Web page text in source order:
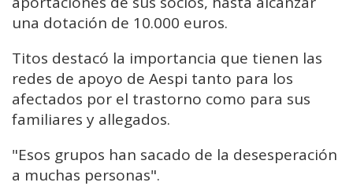
una dotación de 10.000 euros.
Titos destacó la importancia que tienen las
redes de apoyo de Aespi tanto para los
afectados por el trastorno como para sus
familiares y allegados.
"Esos grupos han sacado de la desesperación
a muchas personas".